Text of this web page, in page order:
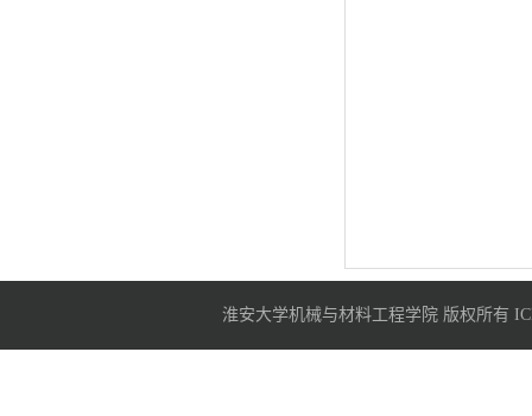
淮安大学机械与材料工程学院 版权所有